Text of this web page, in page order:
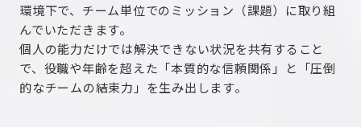
環境下で、チーム単位でのミッション（課題）に取り組
んでいただきます。
個人の能力だけでは解決できない状況を共有すること
で、役職や年齢を超えた「本質的な信頼関係」と「圧倒
的なチームの結束力」を生み出します。